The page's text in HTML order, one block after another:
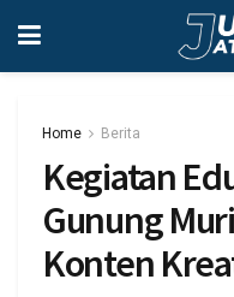
Home Berita
Kegiatan
Gunung
Konten